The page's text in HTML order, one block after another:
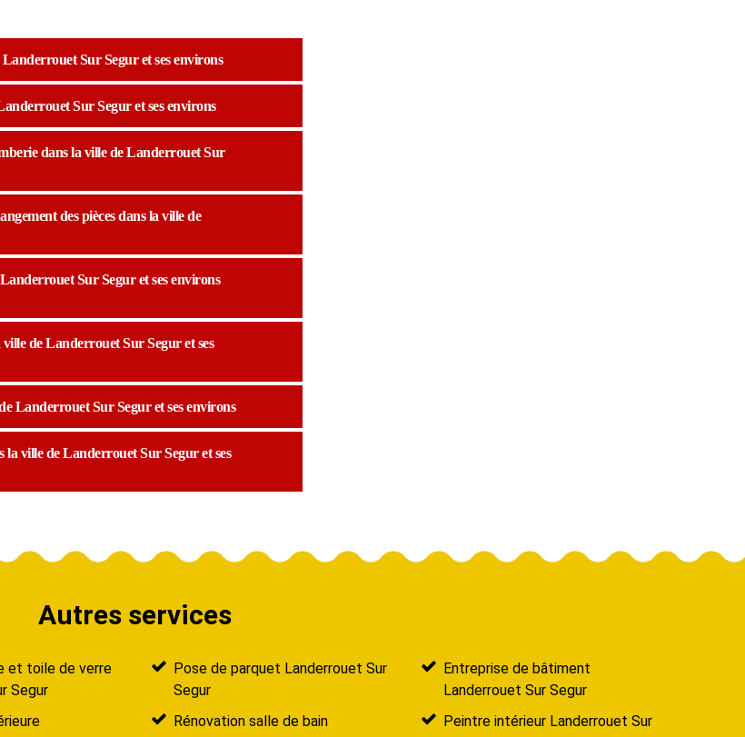
Sur Segur et ses environs
Sur Segur et ses environs
dans la ville de Landerrouet Sur
des pièces dans la ville de
Sur Segur et ses environs
de Landerrouet Sur Segur et ses
Landerrouet Sur Segur et ses environs
la ville de Landerrouet Sur Segur et ses
Autres services
et toile de verre
Segur
Pose de parquet Landerrouet Sur
Segur
Rénovation salle de bain
Entreprise de bâtiment
Landerrouet Sur Segur
Peintre intérieur Landerrouet Sur